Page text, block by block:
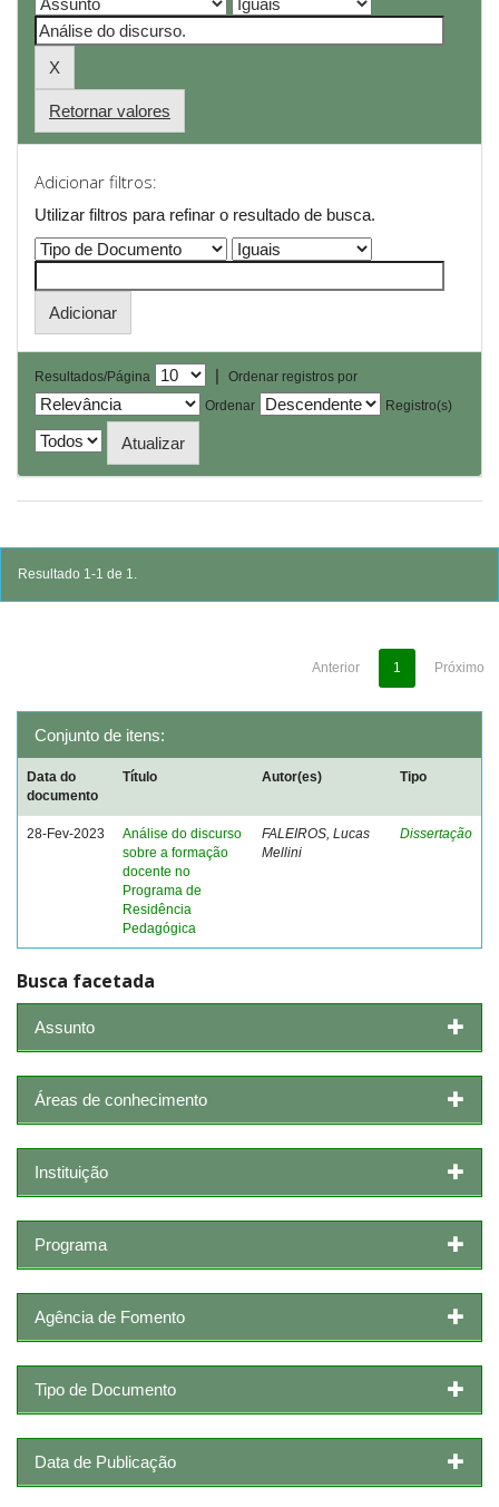
Retornar valores
Adicionar filtros:
Utilizar filtros para refinar o resultado de busca.
Resultados/Página |
Ordenar registros por
Ordenar
Registro(s)
Resultado 1-1 de 1.
Anterior 1 Próximo
Conjunto de itens:
Data do
documento
Título Autor(es) Tipo
28-Fev-2023
Análise do discurso
sobre a formação
docente no
Programa de
Residência
Pedagógica
FALEIROS, Lucas
Mellini
Dissertação
Busca facetada
Assunto
Áreas de conhecimento
Instituição
Programa
Agência de Fomento
Tipo de Documento
Data de Publicação